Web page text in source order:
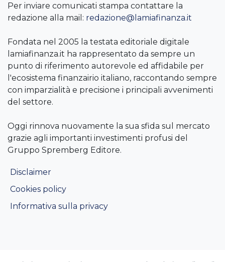
Per inviare comunicati stampa contattare la
redazione alla mail: redazione@lamiafinanza.it
Fondata nel 2005 la testata editoriale digitale
lamiafinanza.it ha rappresentato da sempre un
punto di riferimento autorevole ed affidabile per
l'ecosistema finanzairio italiano, raccontando sempre
con imparzialità e precisione i principali avvenimenti
del settore.
Oggi rinnova nuovamente la sua sfida sul mercato
grazie agli importanti investimenti profusi del
Gruppo Spremberg Editore.
Disclaimer
Cookies policy
Informativa sulla privacy